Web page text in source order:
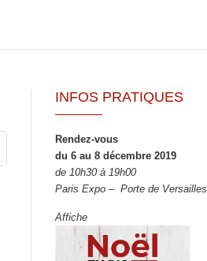
INFOS PRATIQUES
Rendez-vous
du 6 au 8 décembre 2019
de 10h30 à 19h00
Paris Expo – Porte de Versailles
Affiche